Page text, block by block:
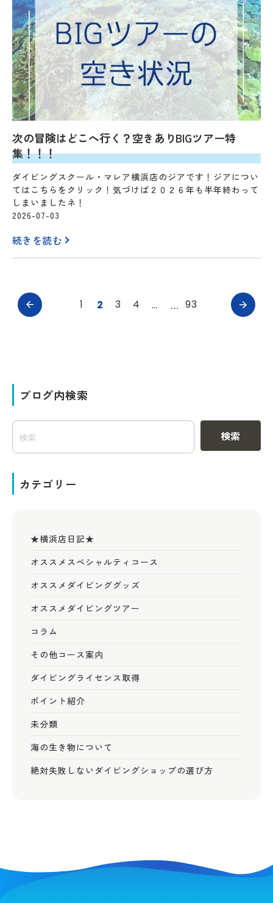
次の冒険はどこへ行く？空きありBIGツアー特
集！！！
ダイビングスクール・マレア横浜店のジアです！ジアについ
てはこちらをクリック！気づけば２０２６年も半年終わって
しまいましたネ！
2026-07-03
続きを読む
1 2 3 4 … 93
ブログ内検索
検索
カテゴリー
★横浜店日記★
オススメスペシャルティコース
オススメダイビンググッズ
オススメダイビングツアー
コラム
その他コース案内
ダイビングライセンス取得
ポイント紹介
未分類
海の生き物について
絶対失敗しないダイビングショップの選び方